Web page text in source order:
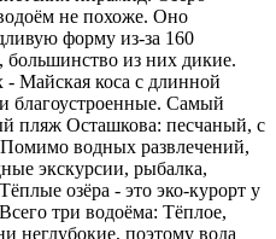
не похоже. Оно
форму из-за 160
из них дикие.
Майская коса с длинной
благоустроенные. Самый
пляж Осташкова: песчаный, с
водных развлечений,
экскурсии, рыбалка,
озёра - это эко-курорт у
три водоёма: Тёплое,
неглубокие, поэтому вода